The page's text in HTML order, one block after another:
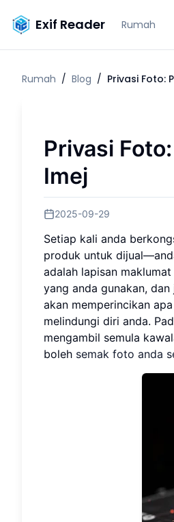
Exif Reader Rumah
Rumah / Blog / Privasi Foto:
Privasi
Imej
2025-09-29
Setiap kali anda
produk untuk
adalah lapisan
yang anda gunakan,
akan memperincikan
melindungi diri anda.
mengambil semula
boleh semak foto anda